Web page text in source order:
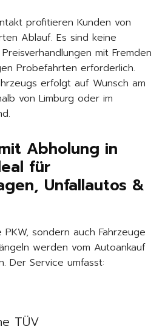
profitieren Kunden von
Ablauf. Es sind keine
mit Fremden
Probefahrten erforderlich.
erfolgt auf Wunsch am
von Limburg oder im
Abholung in
für
Unfallautos &
sondern auch Fahrzeuge
werden vom Autoankauf
Der Service umfasst:
TÜV